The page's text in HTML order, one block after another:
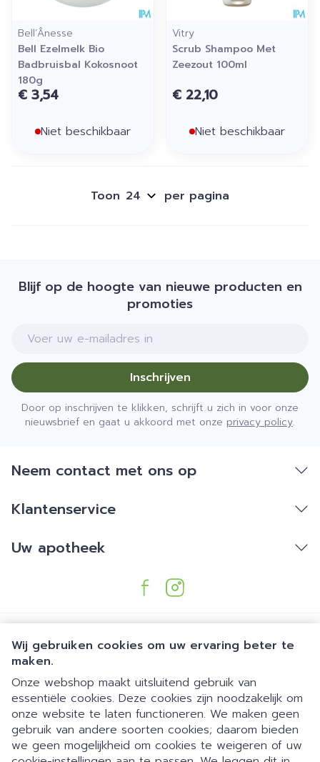
Wij gebruiken cookies om uw ervaring beter te
maken.
Onze webshop maakt uitsluitend gebruik van
essentiële cookies. Deze cookies zijn noodzakelijk om
onze website te laten functioneren. We maken geen
gebruik van andere soorten cookies; daarom bieden
we geen mogelijkheid om cookies te weigeren of uw
Bell’Ânesse
Bell Ezelmelk Bio
Badbruisbal Kokosnoot
180g
€ 3,54
Niet beschikbaar
Vitry
Scrub Shampoo Met
Zeezout 100ml
€ 22,10
Niet beschikbaar
Toon per pagina
1 van 1
Blijf op de hoogte van nieuwe producten en
promoties
E-mail adres
Inschrijven
Door op inschrijven te klikken, schrijft u zich in voor onze
nieuwsbrief en gaat u akkoord met onze privacy policy.
Neem contact met ons op
Klantenservice
Uw apotheek
Juridische links